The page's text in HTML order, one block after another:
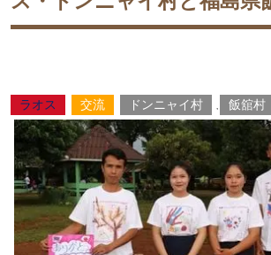
ラオス 交流 ドンニャイ村 飯舘村